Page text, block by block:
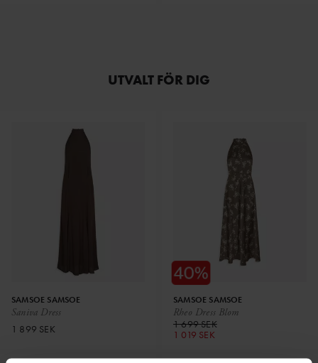
UTVALT FÖR DIG
Saniva Dress
SAMSOE SAMSOE
1 899 SEK
Rheo Dress Blom
SAMSOE SAMSOE
1 699 SEK
1 019 SEK